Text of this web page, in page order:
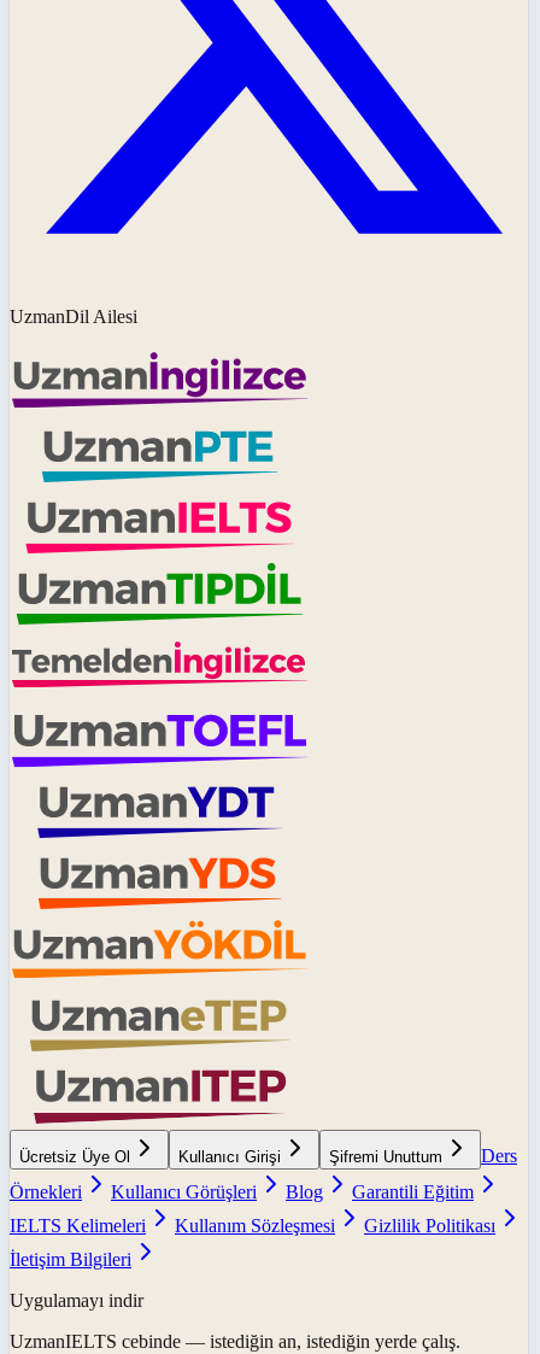
UzmanDil Ailesi
Ücretsiz Üye Ol Kullanıcı Girişi Şifremi Unuttum
Ders
Örnekleri
Kullanıcı Görüşleri Blog
Garantili Eğitim
IELTS Kelimeleri
Kullanım Sözleşmesi
Gizlilik Politikası
İletişim Bilgileri
Uygulamayı indir
UzmanIELTS cebinde — istediğin an, istediğin yerde çalış.